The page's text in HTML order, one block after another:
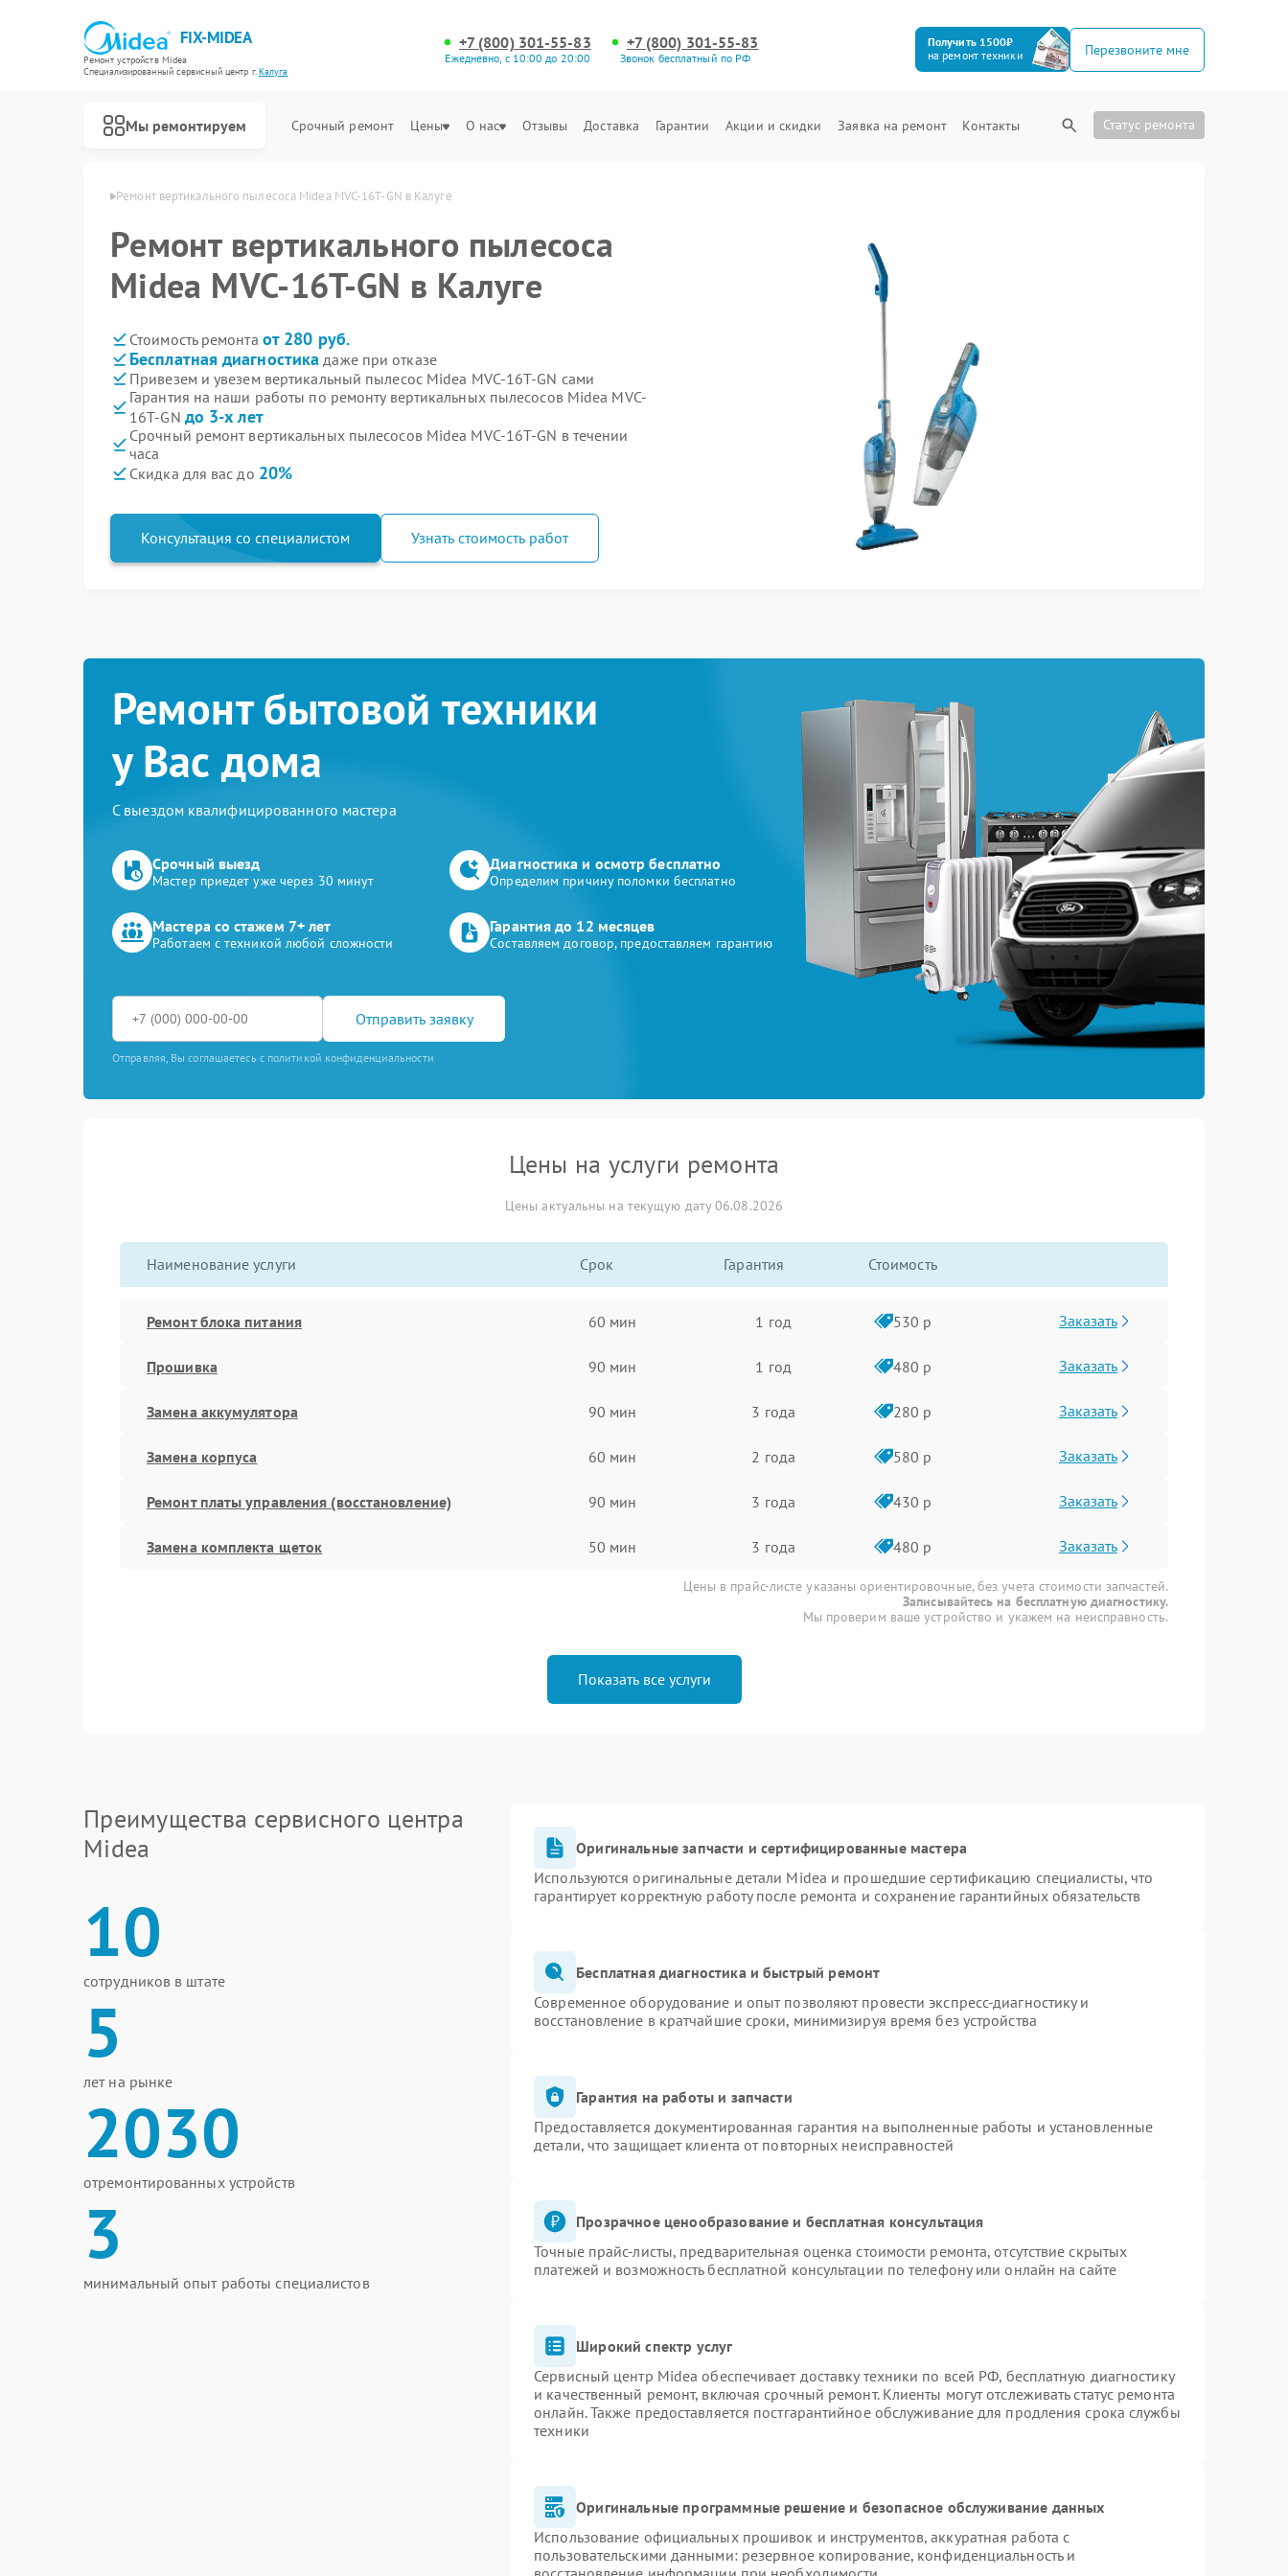
FIX-MIDEA
Ремонт устройств Midea
Специализированный cервисный центр г.Калуга
+7 (800) 301-55-83
Ежедневно, с 10:00 до 20:00
+7 (800) 301-55-83
Звонок бесплатный по РФ
Получить 1500₽
на ремонт техники
Перезвоните мне
Мы ремонтируем Срочный ремонт Цены О нас Отзывы Доставка Гарантии Акции и скидки Заявка на ремонт Контакты Статус ремонта
Midea в Калуге Ремонт вертикального пылесоса Midea MVC-16T-GN в Калуге
Ремонт вертикального пылесоса
Midea MVC-16T-GN в Калуге
Стоимость ремонта от 280 руб.
Бесплатная диагностика даже при отказе
Привезем и увезем вертикальный пылесос Midea MVC-16T-GN сами
Гарантия на наши работы по ремонту вертикальных пылесосов Midea MVC-
16T-GN до 3-х лет
Срочный ремонт вертикальных пылесосов Midea MVC-16T-GN в течении
часа
Скидка для вас до 20%
Консультация со специалистом Узнать стоимость работ
Ремонт бытовой техники
у Вас дома
С выездом квалифицированного мастера
Срочный выезд
Мастер приедет уже через 30 минут
Диагностика и осмотр бесплатно
Определим причину поломки бесплатно
Мастера со стажем 7+ лет
Работаем с техникой любой сложности
Гарантия до 12 месяцев
Составляем договор, предоставляем гарантию
Отправить заявку
Отправляя, Вы соглашаетесь с политикой конфиденциальности
Цены на услуги ремонта
Цены актуальны на текущую дату 06.08.2026
Наименование услуги Срок Гарантия Стоимость
Ремонт блока питания 60 мин 1 год 530 р Заказать
Прошивка 90 мин 1 год 480 р Заказать
Замена аккумулятора 90 мин 3 года 280 р Заказать
Замена корпуса 60 мин 2 года 580 р Заказать
Ремонт платы управления (восстановление) 90 мин 3 года 430 р Заказать
Замена комплекта щеток 50 мин 3 года 480 р Заказать
Цены в прайс-листе указаны ориентировочные, без учета стоимости запчастей.
Записывайтесь на бесплатную диагностику.
Мы проверим ваше устройство и укажем на неисправность.
Показать все услуги
Преимущества сервисного центра
Midea
10
сотрудников в штате
5
лет на рынке
2030
отремонтированных устройств
3
минимальный опыт работы специалистов
Оригинальные запчасти и сертифицированные мастера
Используются оригинальные детали Midea и прошедшие сертификацию специалисты, что
гарантирует корректную работу после ремонта и сохранение гарантийных обязательств
Бесплатная диагностика и быстрый ремонт
Современное оборудование и опыт позволяют провести экспресс-диагностику и
восстановление в кратчайшие сроки, минимизируя время без устройства
Гарантия на работы и запчасти
Предоставляется документированная гарантия на выполненные работы и установленные
детали, что защищает клиента от повторных неисправностей
Прозрачное ценообразование и бесплатная консультация
Точные прайс-листы, предварительная оценка стоимости ремонта, отсутствие скрытых
платежей и возможность бесплатной консультации по телефону или онлайн на сайте
Широкий спектр услуг
Сервисный центр Midea обеспечивает доставку техники по всей РФ, бесплатную диагностику
и качественный ремонт, включая срочный ремонт. Клиенты могут отслеживать статус ремонта
онлайн. Также предоставляется постгарантийное обслуживание для продления срока службы
техники
Оригинальные программные решение и безопасное обслуживание данных
Использование официальных прошивок и инструментов, аккуратная работа с
пользовательскими данными: резервное копирование, конфиденциальность и